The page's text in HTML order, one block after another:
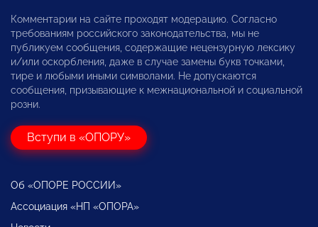
Комментарии на сайте проходят модерацию. Согласно
требованиям российского законодательства, мы не
публикуем сообщения, содержащие нецензурную лексику
и/или оскорбления, даже в случае замены букв точками,
тире и любыми иными символами. Не допускаются
сообщения, призывающие к межнациональной и социальной
розни.
Вступи в «ОПОРУ»
Об «ОПОРЕ РОССИИ»
Ассоциация «НП «ОПОРА»